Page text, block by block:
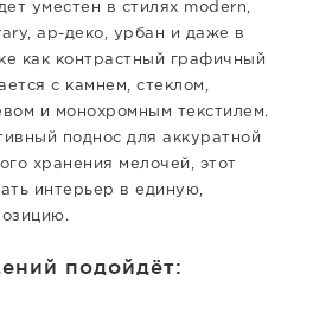
уместен в стилях modern,
ар-деко, урбан и даже в
как контрастный графичный
с камнем, стеклом,
и монохромным текстилем.
поднос для аккуратной
хранения мелочей, этот
интерьер в единую,
подойдёт: